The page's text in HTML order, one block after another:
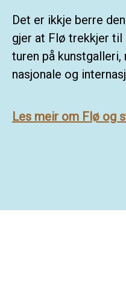
Det er ikkje berre
gjer at Flø trekkjer til
turen på
nasjonale og
Les meir om Flø og